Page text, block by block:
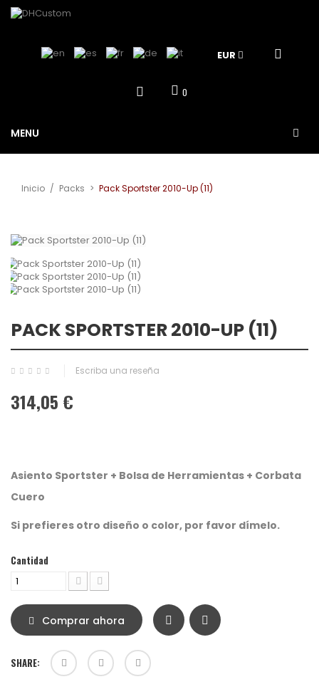
EUR
0
MENU
Inicio / Packs > Pack Sportster 2010-Up (11)
PACK SPORTSTER 2010-UP (11)
Escriba una reseña
314,05 €
Asiento Sportster + Bolsa de Herramientas + Corbata
Cuero
Si prefieres otro diseño o color, por favor dímelo.
Cantidad
Comprar ahora
SHARE: